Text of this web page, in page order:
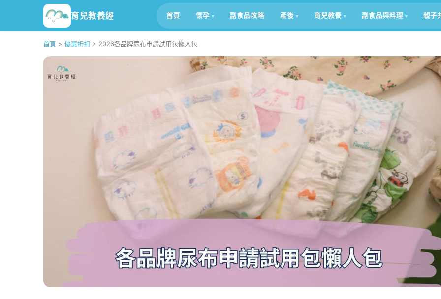
育兒教養經 首頁 懷孕 副食品攻略 產後 育兒教養 副食品與料理 親子
首頁 > 優惠折扣 > 2026各品牌尿布申請試用包懶人包